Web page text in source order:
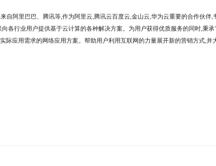
阿里巴巴、腾讯等,作为阿里云,腾讯云百度云,金山云,华为云重要的合作伙伴,
各行业用户提供基于云计算的各种解决方案。为用户获得优质服务的同时,秉承
应用需求的网络应用方案。帮助用户利用互联网的力量展开新的营销方式,并